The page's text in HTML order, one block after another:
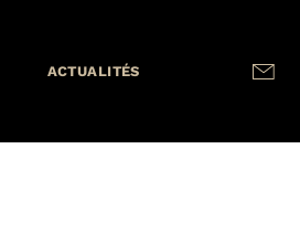
ACTUALITÉS